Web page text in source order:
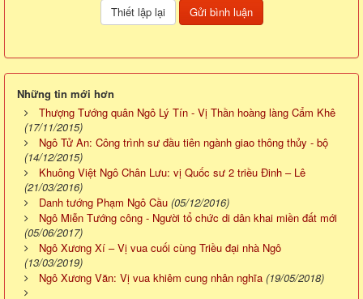
Những tin mới hơn
Thượng Tướng quân Ngô Lý Tín - Vị Thần hoàng làng Cẩm Khê
(17/11/2015)
Ngô Tử An: Công trình sư đầu tiên ngành giao thông thủy - bộ
(14/12/2015)
Khuông Việt Ngô Chân Lưu: vị Quốc sư 2 triều Đinh – Lê
(21/03/2016)
Danh tướng Phạm Ngô Cầu (05/12/2016)
Ngô Miễn Tướng công - Người tổ chức di dân khai miền đất mới
(05/06/2017)
Ngô Xương Xí – Vị vua cuối cùng Triều đại nhà Ngô
(13/03/2019)
Ngô Xương Văn: Vị vua khiêm cung nhân nghĩa (19/05/2018)